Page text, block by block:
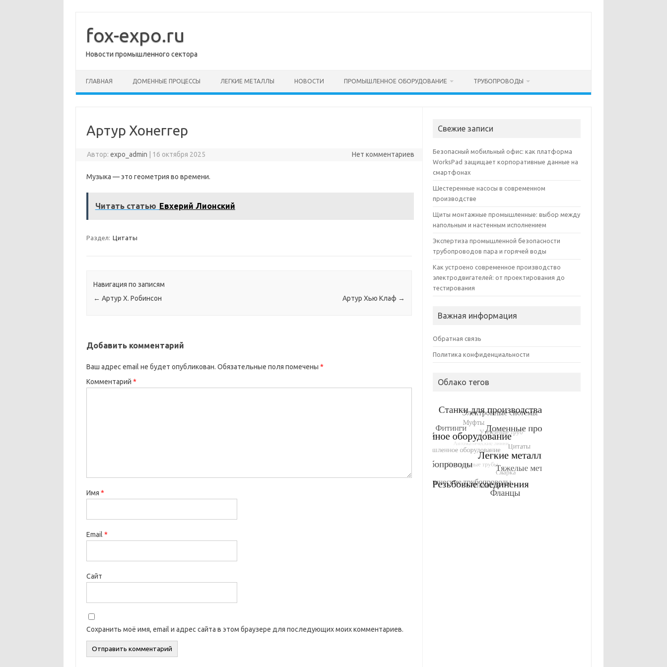
содержимому
fox-expo.ru
Новости промышленного сектора
ГЛАВНАЯ ДОМЕННЫЕ ПРОЦЕССЫ ЛЕГКИЕ МЕТАЛЛЫ НОВОСТИ ПРОМЫШЛЕННОЕ ОБОРУДОВАНИЕ ТРУБОПРОВОДЫ
Артур Хонеггер
Автор:expo_admin 16 октября 2025 Нет комментариев
Музыка — это геометрия во времени.
Читать статью Евхерий Лионский
Раздел: Цитаты
Навигация по записям
← Артур Х. Робинсон Артур Хью Клаф →
Добавить комментарий
Ваш адрес email не будет опубликован. Обязательные поля помечены *
Комментарий *
Имя *
Email *
Сайт
Сохранить моё имя, email и адрес сайта в этом браузере для последующих моих комментариев.
Свежие записи
Безопасный мобильный офис: как платформа
WorksPad защищает корпоративные данные на
смартфонах
Шестеренные насосы в современном
производстве
Щиты монтажные промышленные: выбор между
напольным и настенным исполнением
Экспертиза промышленной безопасности
трубопроводов пара и горячей воды
Как устроено современное производство
электродвигателей: от проектирования до
тестирования
Важная информация
Обратная связь
Политика конфиденциальности
Облако тегов